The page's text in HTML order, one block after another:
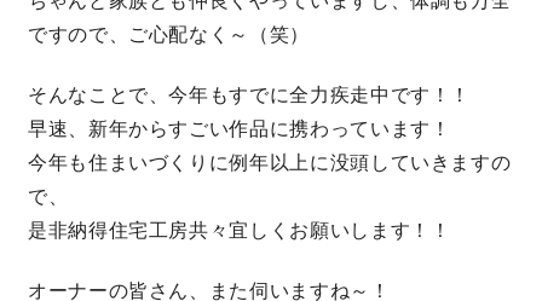
ですので、ご心配なく～（笑）
そんなことで、今年もすでに全力疾走中です！！
早速、新年からすごい作品に携わっています！
今年も住まいづくりに例年以上に没頭していきますの
で、
是非納得住宅工房共々宜しくお願いします！！
オーナーの皆さん、また伺いますね～！